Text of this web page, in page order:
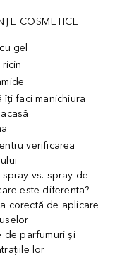
COSMETICE
gel
îți faci manichiura
verificarea
spray vs. spray de
este diferenta?
corectă de aplicare
de parfumuri și
lor